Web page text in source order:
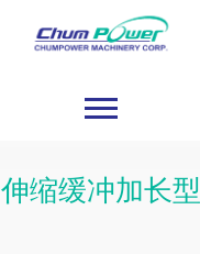
伸缩缓冲加长型